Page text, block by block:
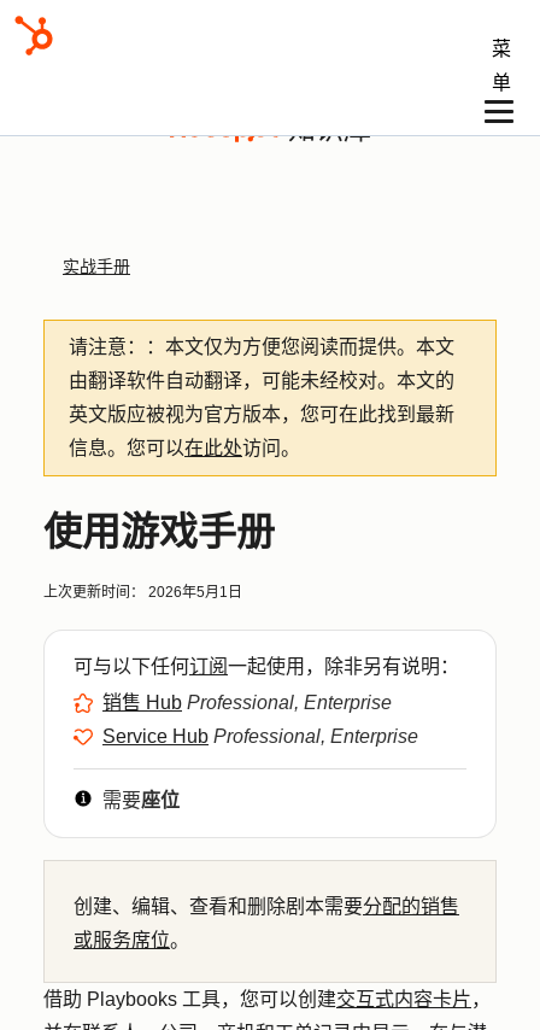
菜
单
知识库
实战手册
请注意： ：本文仅为方便您阅读而提供。 本文
由翻译软件自动翻译，可能未经校对。本文的
英文版应被视为官方版本，您可在此找到最新
信息。您可以在此处访问。
使用游戏手册
上次更新时间： 2026年5月1日
可与以下任何订阅一起使用，除非另有说明：
销售 Hub Professional, Enterprise
Service Hub Professional, Enterprise
需要座位
创建、编辑、查看和删除剧本需要分配的销售
或服务席位。
借助 Playbooks 工具，您可以创建交互式内容卡片，